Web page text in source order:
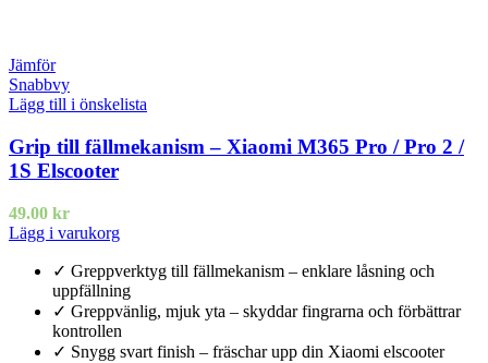
Jämför
Snabbvy
Lägg till i önskelista
Grip till fällmekanism – Xiaomi M365 Pro / Pro 2 /
1S Elscooter
49.00 kr
Lägg i varukorg
✓ Greppverktyg till fällmekanism – enklare låsning och
uppfällning
✓ Greppvänlig, mjuk yta – skyddar fingrarna och förbättrar
kontrollen
✓ Snygg svart finish – fräschar upp din Xiaomi elscooter